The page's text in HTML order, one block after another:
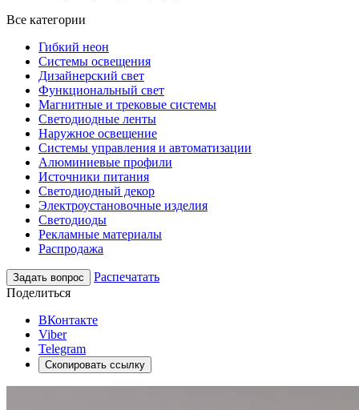
Все категории
Гибкий неон
Системы освещения
Дизайнерский свет
Функциональный свет
Магнитные и трековые системы
Светодиодные ленты
Наружное освещение
Системы управления и автоматизации
Алюминиевые профили
Источники питания
Светодиодный декор
Электроустановочные изделия
Светодиоды
Рекламные материалы
Распродажа
Задать вопрос
Распечатать
Поделиться
ВКонтакте
Viber
Telegram
Скопировать ссылку